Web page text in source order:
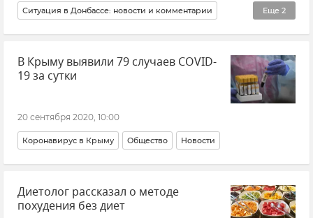
Еще 2
Ситуация в Донбассе: новости и комментарии
Политика Новости
В Крыму выявили 79 случаев COVID-
19 за сутки
20 сентября 2020, 10:00
Коронавирус в Крыму Общество Новости
Диетолог рассказал о методе
похудения без диет